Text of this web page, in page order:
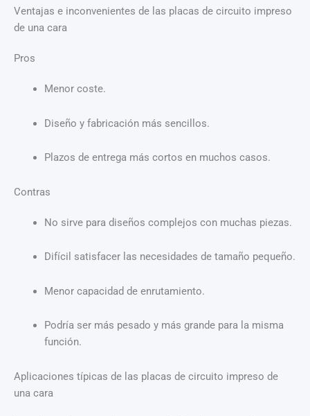
Ventajas e inconvenientes de las placas de circuito impreso
de una cara
Pros
Menor coste.
Diseño y fabricación más sencillos.
Plazos de entrega más cortos en muchos casos.
Contras
No sirve para diseños complejos con muchas piezas.
Difícil satisfacer las necesidades de tamaño pequeño.
Menor capacidad de enrutamiento.
Podría ser más pesado y más grande para la misma
función.
Aplicaciones típicas de las placas de circuito impreso de
una cara